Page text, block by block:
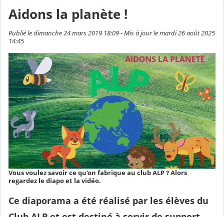
Aidons la planète !
Publié le dimanche 24 mars 2019 18:09 - Mis à jour le mardi 26 août 2025
14:45
Vous voulez savoir ce qu'on fabrique au club ALP ? Alors
regardez le diapo et la vidéo.
Ce diaporama a été réalisé par les élèves du